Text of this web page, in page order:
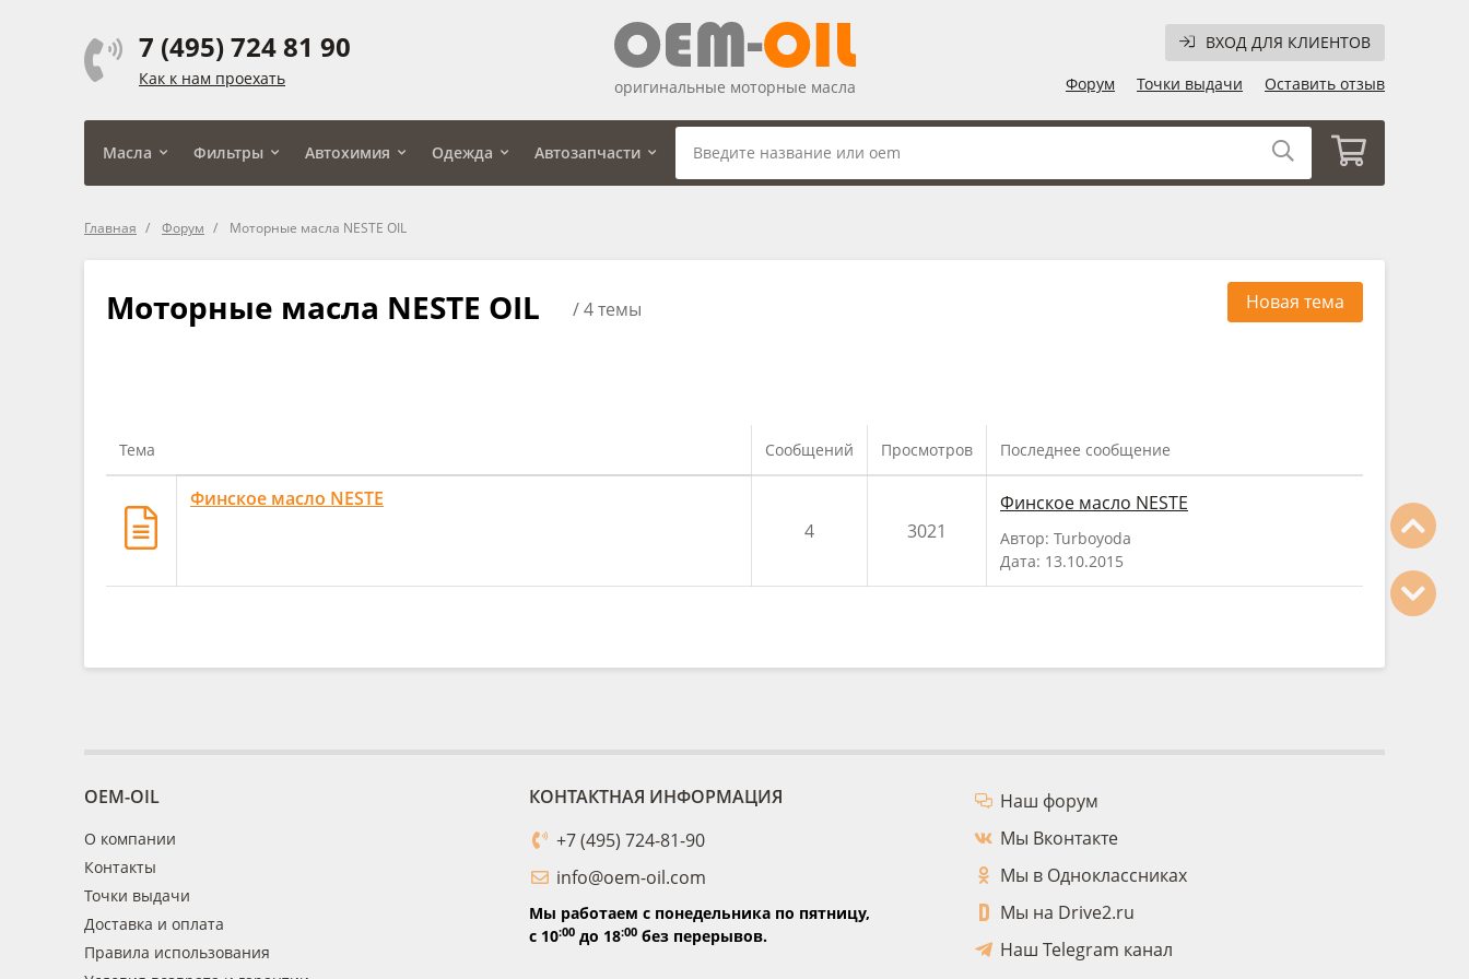
7 (495) 724 81 90
Как к нам проехать
ВХОД ДЛЯ КЛИЕНТОВ
Форум
Точки выдачи Оставить отзыв
оригинальные моторные масла
Масла Фильтры Автохимия Одежда Автозапчасти
Главная Форум Моторные масла NESTE OIL
Моторные масла NESTE OIL / 4 темы Новая тема
Тема Сообщений Просмотров Последнее сообщение
Финское масло NESTE
4
3021
Финское масло NESTE
Автор: Turboyoda
Дата: 13.10.2015
OEM-OIL
О компании
Контакты
Точки выдачи
Доставка и оплата
Правила использования
КОНТАКТНАЯ ИНФОРМАЦИЯ
+7 (495) 724-81-90
info@oem-oil.com
Мы работаем с понедельника по пятницу,
с 10:00до 18:00без перерывов.
Наш форум
Мы Вконтакте
Мы в Одноклассниках
Мы на Drive2.ru
Наш Telegram канал